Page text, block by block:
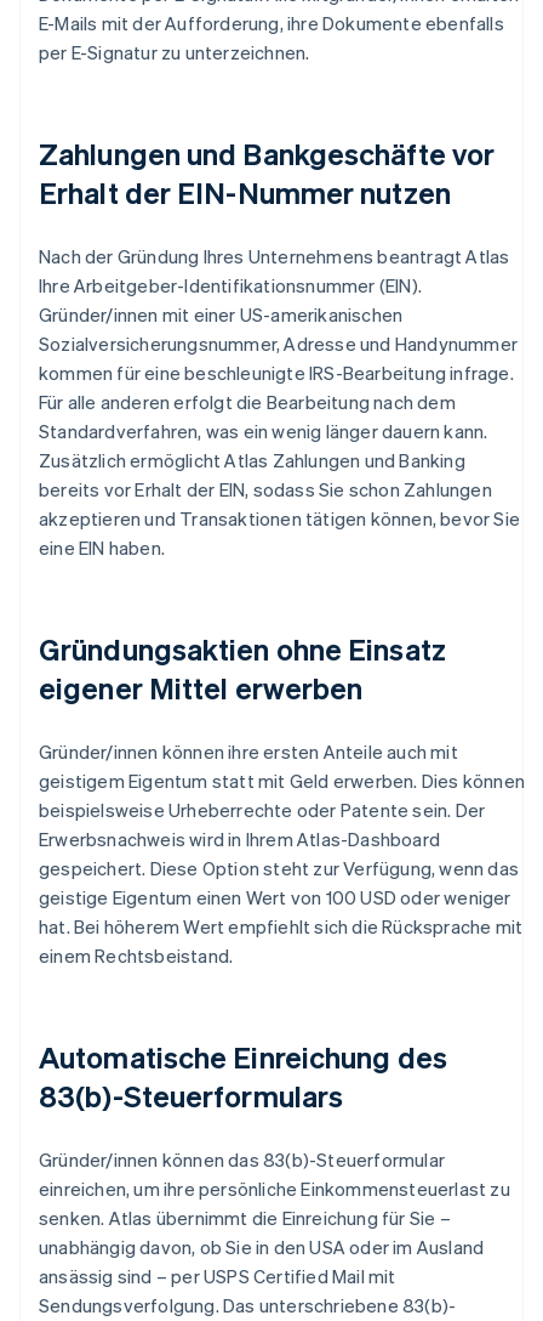
E-Mails mit der Aufforderung, ihre Dokumente ebenfalls
per E-Signatur zu unterzeichnen.
Zahlungen und Bankgeschäfte vor
Erhalt der EIN-Nummer nutzen
Nach der Gründung Ihres Unternehmens beantragt Atlas
Ihre Arbeitgeber-Identifikationsnummer (EIN).
Gründer/innen mit einer US-amerikanischen
Sozialversicherungsnummer, Adresse und Handynummer
kommen für eine beschleunigte IRS-Bearbeitung infrage.
Für alle anderen erfolgt die Bearbeitung nach dem
Standardverfahren, was ein wenig länger dauern kann.
Zusätzlich ermöglicht Atlas Zahlungen und Banking
bereits vor Erhalt der EIN, sodass Sie schon Zahlungen
akzeptieren und Transaktionen tätigen können, bevor Sie
eine EIN haben.
Gründungsaktien ohne Einsatz
eigener Mittel erwerben
Gründer/innen können ihre ersten Anteile auch mit
geistigem Eigentum statt mit Geld erwerben. Dies können
beispielsweise Urheberrechte oder Patente sein. Der
Erwerbsnachweis wird in Ihrem Atlas-Dashboard
gespeichert. Diese Option steht zur Verfügung, wenn das
geistige Eigentum einen Wert von 100 USD oder weniger
hat. Bei höherem Wert empfiehlt sich die Rücksprache mit
einem Rechtsbeistand.
Automatische Einreichung des
83(b)-Steuerformulars
Gründer/innen können das 83(b)-Steuerformular
einreichen, um ihre persönliche Einkommensteuerlast zu
senken. Atlas übernimmt die Einreichung für Sie –
unabhängig davon, ob Sie in den USA oder im Ausland
ansässig sind – per USPS Certified Mail mit
Sendungsverfolgung. Das unterschriebene 83(b)-